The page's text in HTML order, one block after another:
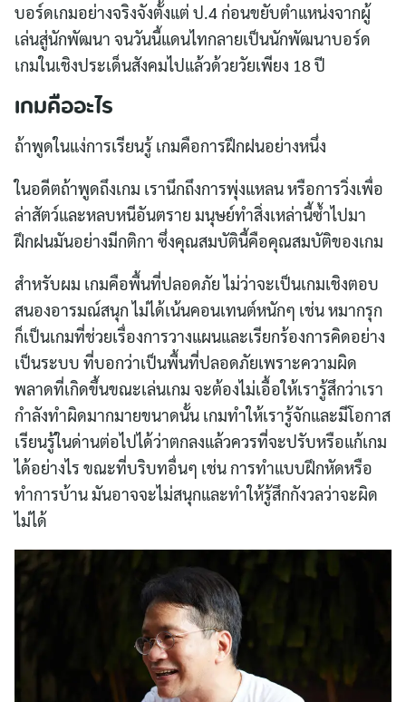
บอร์ดเกมอย่างจริงจังตั้งแต่ ป.4 ก่อนขยับตำแหน่งจากผู้
เล่นสู่นักพัฒนา จนวันนี้แดนไทกลายเป็นนักพัฒนาบอร์ด
เกมในเชิงประเด็นสังคมไปแล้วด้วยวัยเพียง 18 ปี
เกมคืออะไร
ถ้าพูดในแง่การเรียนรู้ เกมคือการฝึกฝนอย่างหนึ่ง
ในอดีตถ้าพูดถึงเกม เรานึกถึงการพุ่งแหลน หรือการวิ่งเพื่อ
ล่าสัตว์และหลบหนีอันตราย มนุษย์ทำสิ่งเหล่านี้ซ้ำไปมา
ฝึกฝนมันอย่างมีกติกา ซึ่งคุณสมบัตินี้คือคุณสมบัติของเกม
สำหรับผม เกมคือพื้นที่ปลอดภัย ไม่ว่าจะเป็นเกมเชิงตอบ
สนองอารมณ์สนุก ไม่ได้เน้นคอนเทนต์หนักๆ เช่น หมากรุก
ก็เป็นเกมที่ช่วยเรื่องการวางแผนและเรียกร้องการคิดอย่าง
เป็นระบบ ที่บอกว่าเป็นพื้นที่ปลอดภัยเพราะความผิด
พลาดที่เกิดขึ้นขณะเล่นเกม จะต้องไม่เอื้อให้เรารู้สึกว่าเรา
กำลังทำผิดมากมายขนาดนั้น เกมทำให้เรารู้จักและมีโอกาส
เรียนรู้ในด่านต่อไปได้ว่าตกลงแล้วควรที่จะปรับหรือแก้เกม
ได้อย่างไร ขณะที่บริบทอื่นๆ เช่น การทำแบบฝึกหัดหรือ
ทำการบ้าน มันอาจจะไม่สนุกและทำให้รู้สึกกังวลว่าจะผิด
ไม่ได้